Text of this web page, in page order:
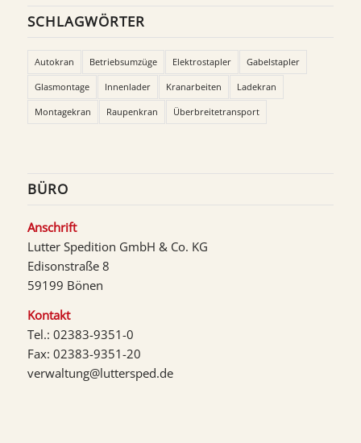
SCHLAGWÖRTER
Autokran Betriebsumzüge Elektrostapler Gabelstapler
Glasmontage Innenlader Kranarbeiten Ladekran
Montagekran Raupenkran Überbreitetransport
BÜRO
Anschrift
Lutter Spedition GmbH & Co. KG
Edisonstraße 8
59199 Bönen
Kontakt
Tel.: 02383-9351-0
Fax: 02383-9351-20
verwaltung@luttersped.de